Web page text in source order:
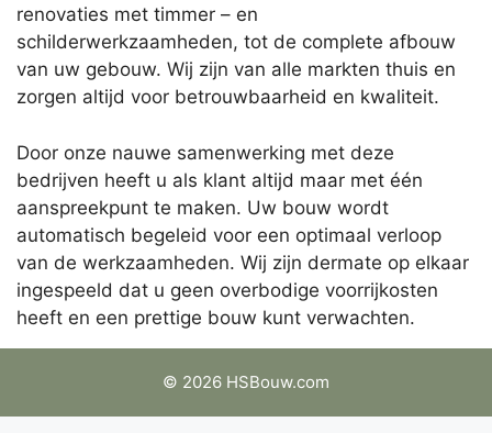
renovaties met timmer – en
schilderwerkzaamheden, tot de complete afbouw
van uw gebouw. Wij zijn van alle markten thuis en
zorgen altijd voor betrouwbaarheid en kwaliteit.
Door onze nauwe samenwerking met deze
bedrijven heeft u als klant altijd maar met één
aanspreekpunt te maken. Uw bouw wordt
automatisch begeleid voor een optimaal verloop
van de werkzaamheden. Wij zijn dermate op elkaar
ingespeeld dat u geen overbodige voorrijkosten
heeft en een prettige bouw kunt verwachten.
© 2026 HSBouw.com